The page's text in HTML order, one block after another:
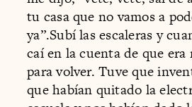
tu casa que no vamos a
ya”.Subí las escaleras y
caí en la cuenta de que
para volver. Tuve que
que habían quitado la